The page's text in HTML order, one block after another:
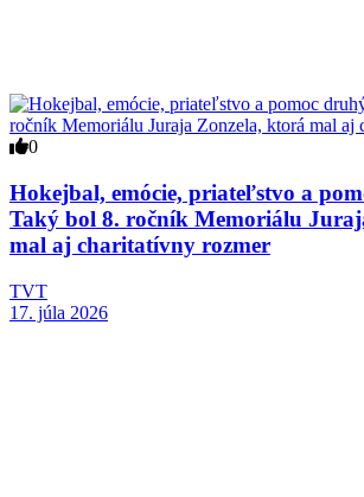
0
Hokejbal, emócie, priateľstvo a
Taký bol 8. ročník Memoriálu
mal aj charitatívny rozmer
TVT
17. júla 2026